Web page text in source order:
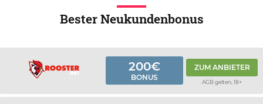
Bester Neukundenbonus
200€
BONUS
ZUM ANBIETER
AGB gelten, 18+